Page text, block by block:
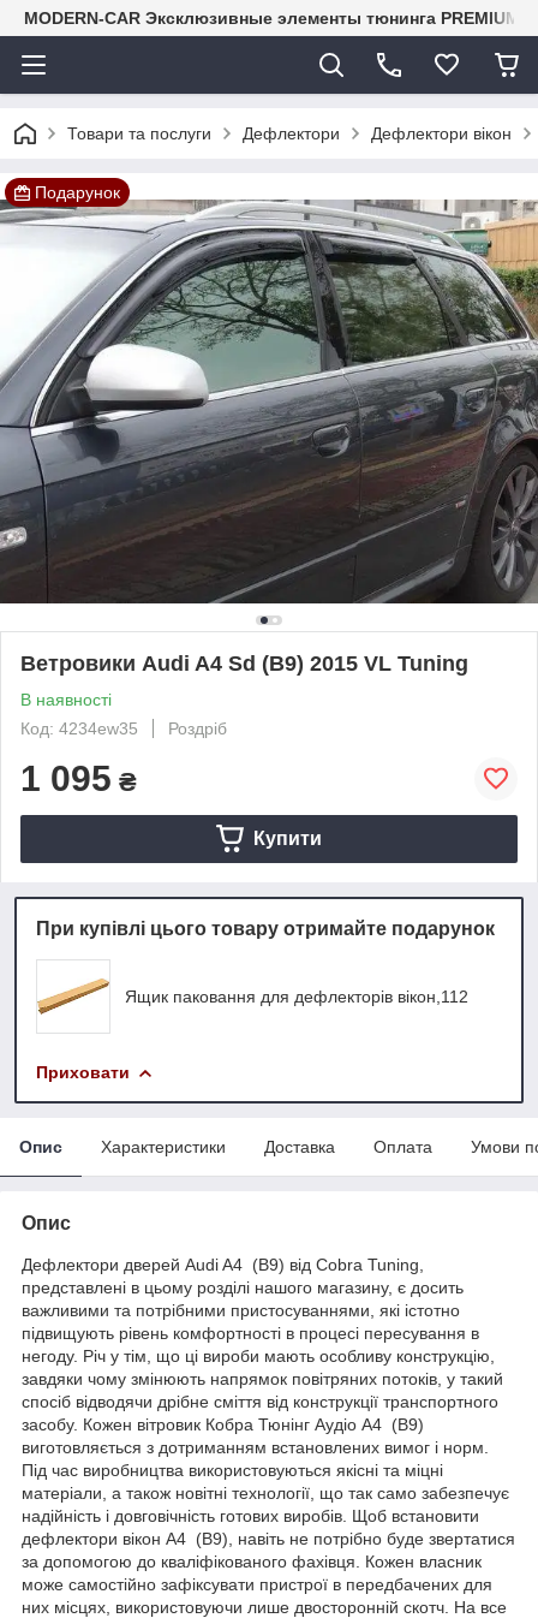
MODERN-CAR Эксклюзивные элементы тюнинга PREMIUM-
Товари та послуги Дефлектори Дефлектори вікон
Подарунок
Ветровики Audi A4 Sd (B9) 2015 VL Tuning
В наявності
Код: 4234ew35
Роздріб
1 095 ₴
Купити
При купівлі цього товару отримайте подарунок
Ящик паковання для дефлекторів вікон,112
Приховати
Опис Характеристики Доставка Оплата Умови
Опис
Дефлектори дверей Audi A4 (B9) від Cobra Tuning,
представлені в цьому розділі нашого магазину, є досить
важливими та потрібними пристосуваннями, які істотно
підвищують рівень комфортності в процесі пересування в
негоду. Річ у тім, що ці вироби мають особливу конструкцію,
завдяки чому змінюють напрямок повітряних потоків, у такий
спосіб відводячи дрібне сміття від конструкції транспортного
засобу. Кожен вітровик Кобра Тюнінг Аудіо A4 (B9)
виготовляється з дотриманням встановлених вимог і норм.
Під час виробництва використовуються якісні та міцні
матеріали, а також новітні технології, що так само забезпечує
надійність і довговічність готових виробів. Щоб встановити
дефлектори вікон A4 (B9), навіть не потрібно буде звертатися
за допомогою до кваліфікованого фахівця. Кожен власник
може самостійно зафіксувати пристрої в передбачених для
них місцях, використовуючи лише двосторонній скотч. На все